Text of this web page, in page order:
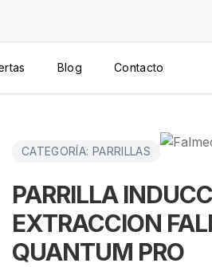
Blog Contacto
CATEGORÍA: PARRILLAS
PARRILLA
EXTRACCION
QUANTUM PRO